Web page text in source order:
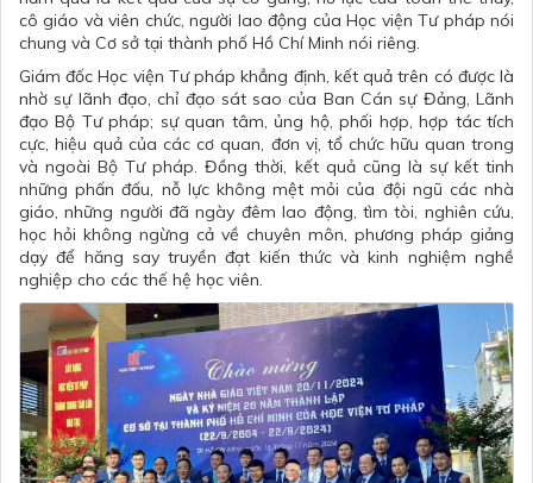
cô giáo và viên chức, người lao động của Học viện Tư pháp nói
chung và Cơ sở tại thành phố Hồ Chí Minh nói riêng.
Giám đốc Học viện Tư pháp khẳng định, kết quả trên có được là
nhờ sự lãnh đạo, chỉ đạo sát sao của Ban Cán sự Đảng, Lãnh
đạo Bộ Tư pháp; sự quan tâm, ủng hộ, phối hợp, hợp tác tích
cực, hiệu quả của các cơ quan, đơn vị, tổ chức hữu quan trong
và ngoài Bộ Tư pháp. Đồng thời, kết quả cũng là sự kết tinh
những phấn đấu, nỗ lực không mệt mỏi của đội ngũ các nhà
giáo, những người đã ngày đêm lao động, tìm tòi, nghiên cứu,
học hỏi không ngừng cả về chuyên môn, phương pháp giảng
dạy để hăng say truyền đạt kiến thức và kinh nghiệm nghề
nghiệp cho các thế hệ học viên.